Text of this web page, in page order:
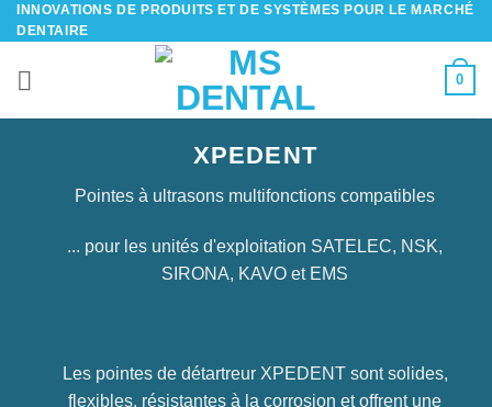
Passer
au
contenu
INNOVATIONS DE PRODUITS ET DE SYSTÈMES POUR LE MARCHÉ
DENTAIRE
0
XPEDENT
Pointes à ultrasons multifonctions compatibles
... pour les unités d'exploitation SATELEC, NSK,
SIRONA, KAVO et EMS
Les pointes de détartreur XPEDENT sont solides,
flexibles, résistantes à la corrosion et offrent une